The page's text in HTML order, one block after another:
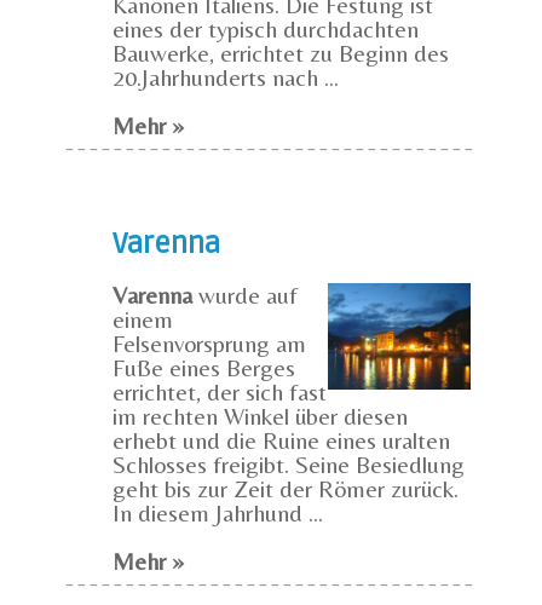
eines der typisch durchdachten
Bauwerke, errichtet zu Beginn des
20.Jahrhunderts nach ...
Mehr »
Varenna
Varenna wurde auf
einem
Felsenvorsprung am
Fuße eines Berges
errichtet, der sich fast
im rechten Winkel über diesen
erhebt und die Ruine eines uralten
Schlosses freigibt. Seine Besiedlung
geht bis zur Zeit der Römer zurück.
In diesem Jahrhund ...
Mehr »